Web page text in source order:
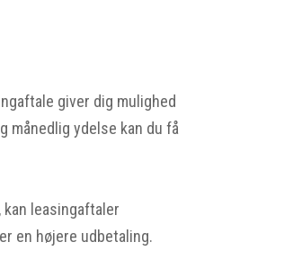
giver dig mulighed
månedlig ydelse kan du få
leasingaftaler
en højere udbetaling.